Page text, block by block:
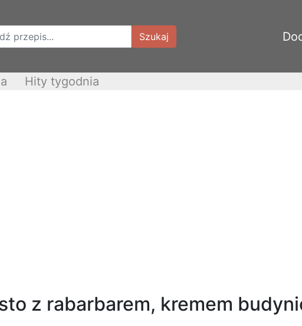
Szukaj
Hity tygodnia
z rabarbarem, kremem